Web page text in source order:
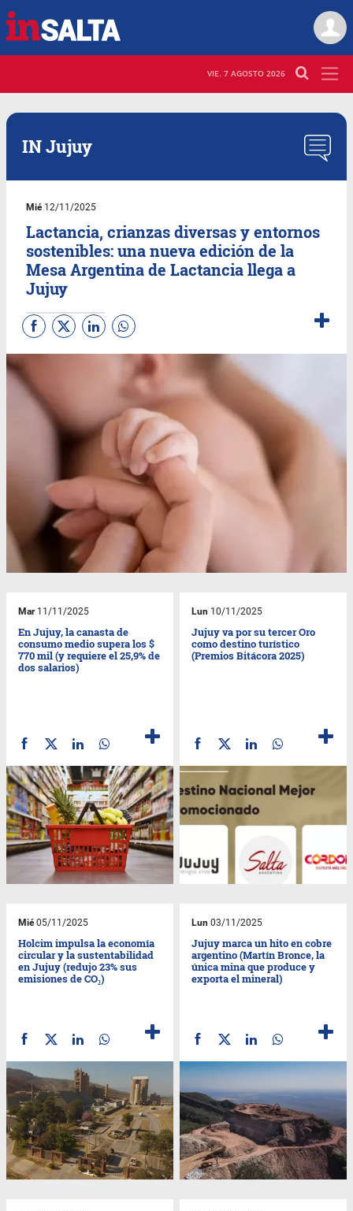
VIE. 7 AGOSTO 2026
IN Jujuy
Mié12/11/2025
Lactancia, crianzas diversas y entornos
sostenibles: una nueva edición de la
Mesa Argentina de Lactancia llega a
Jujuy
Mar11/11/2025
En Jujuy, la canasta de
consumo medio supera los $
770 mil (y requiere el 25,9% de
dos salarios)
Lun 10/11/2025
Jujuy va por su tercer Oro
como destino turístico
(Premios Bitácora 2025)
Mié05/11/2025
Holcim impulsa la economía
circular y la sustentabilidad
en Jujuy (redujo 23% sus
emisiones de CO₂)
Lun 03/11/2025
Jujuy marca un hito en cobre
argentino (Martín Bronce, la
única mina que produce y
exporta el mineral)